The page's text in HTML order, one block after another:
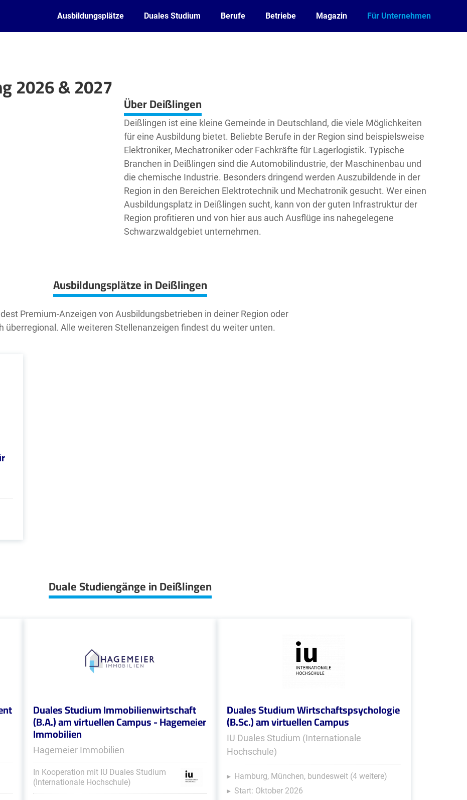
Ausbildungsplätze Duales Studium Berufe Betriebe Magazin Für Unternehmen
2026 & 2027
Leaflet| ©OpenStreetMap2contributors Über Deißlingen
Deißlingen ist eine kleine Gemeinde in Deutschland, die viele Möglichkeiten
für eine Ausbildung bietet. Beliebte Berufe in der Region sind beispielsweise
Elektroniker, Mechatroniker oder Fachkräfte für Lagerlogistik. Typische
Branchen in Deißlingen sind die Automobilindustrie, der Maschinenbau und
die chemische Industrie. Besonders dringend werden Auszubildende in der
Region in den Bereichen Elektrotechnik und Mechatronik gesucht. Wer einen
Ausbildungsplatz in Deißlingen sucht, kann von der guten Infrastruktur der
Region profitieren und von hier aus auch Ausflüge ins nahegelegene
Schwarzwaldgebiet unternehmen.
Ausbildungsplätze in Deißlingen
Premium-Anzeigen von Ausbildungsbetrieben in deiner Region oder
überregional. Alle weiteren Stellenanzeigen findest du weiter unten.
Duale Studiengänge in Deißlingen
Duales Studium Immobilienwirtschaft
(B.A.) am virtuellen Campus - Hagemeier
Immobilien
Hagemeier Immobilien
In Kooperation mit IU Duales Studium
(Internationale Hochschule)
Duales Studium Wirtschaftspsychologie
(B.Sc.) am virtuellen Campus
IU Duales Studium (Internationale
Hochschule)
Hamburg, München, bundesweit (4 weitere)
Start: Oktober 2026